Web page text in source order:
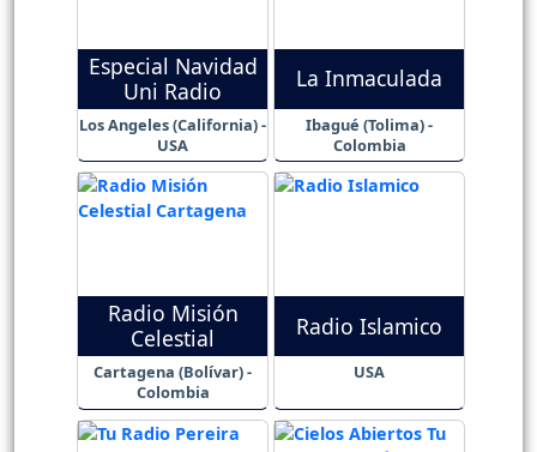
Especial Navidad
Uni Radio
Los Angeles (California) -
USA
La Inmaculada
Ibagué (Tolima) -
Colombia
Radio Misión
Celestial
Cartagena (Bolívar) -
Colombia
Radio Islamico
USA